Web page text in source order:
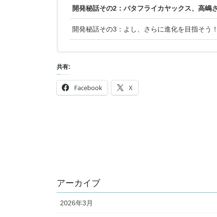
開発秘話その2：バタフライカヤックス、高嶋
開発秘話その3：よし、さらに進化を目指そう！
共有:
Facebook X
アーカイブ
2026年3月